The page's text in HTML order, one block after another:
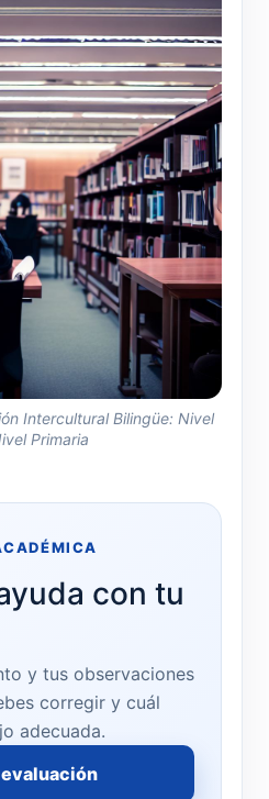
Intercultural Bilingüe: Nivel
Primaria
con tu
y tus observaciones
corregir y cuál
adecuada.